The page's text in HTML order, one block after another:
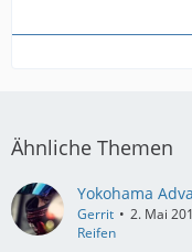
Ähnliche Themen
Yokohama
Gerrit
2. Mai
Reifen